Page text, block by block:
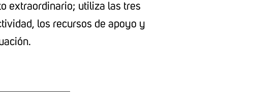
extraordinario; utiliza las tres
los recursos de apoyo y